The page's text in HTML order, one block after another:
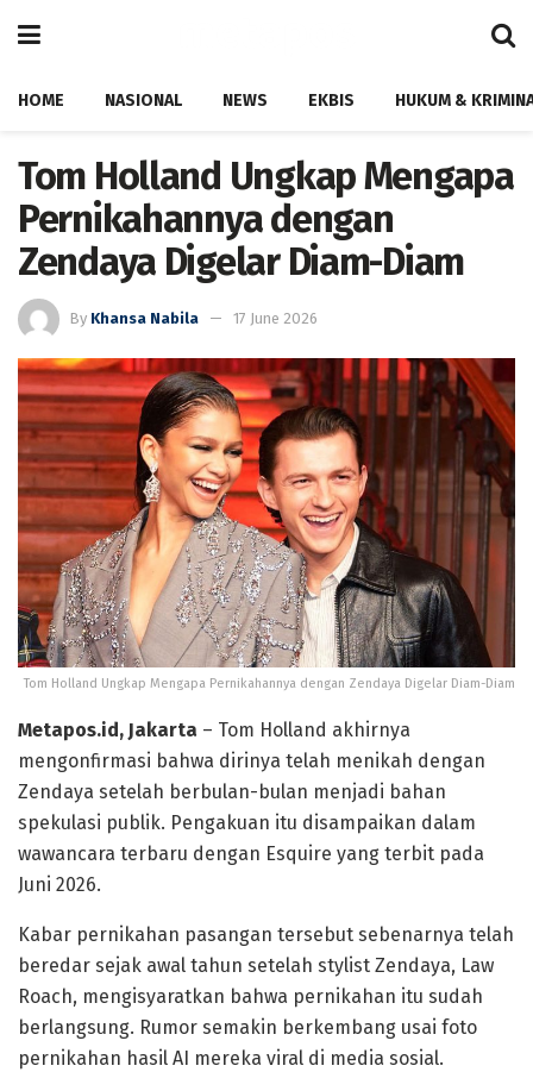
HOME NASIONAL NEWS EKBIS HUKUM &
Tom Holland Ungkap Mengapa
Pernikahannya dengan
Zendaya Digelar Diam-Diam
By Khansa Nabila 17 June 2026
Tom Holland Ungkap Mengapa Pernikahannya dengan Zendaya Digelar Diam-Diam
Metapos.id, Jakarta – Tom Holland akhirnya
mengonfirmasi bahwa dirinya telah menikah dengan
Zendaya setelah berbulan-bulan menjadi bahan
spekulasi publik. Pengakuan itu disampaikan dalam
wawancara terbaru dengan Esquire yang terbit pada
Juni 2026.
Kabar pernikahan pasangan tersebut sebenarnya telah
beredar sejak awal tahun setelah stylist Zendaya, Law
Roach, mengisyaratkan bahwa pernikahan itu sudah
berlangsung. Rumor semakin berkembang usai foto
pernikahan hasil AI mereka viral di media sosial.